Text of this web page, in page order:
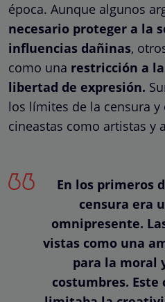
época. Aunque algunos
necesario proteger a la
influencias dañinas,
como una restricción a
libertad de expresión.
los límites de la censura y
cineastas como artistas y
En los primeros
censura era
omnipresente.
vistas como una
para la moral
costumbres.